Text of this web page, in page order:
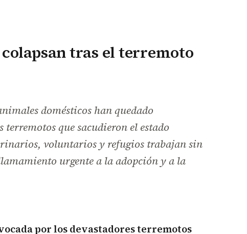
tras el terremoto
domésticos han quedado
que sacudieron el estado
voluntarios y refugios trabajan sin
urgente a la adopción y a la
por los devastadores terremotos